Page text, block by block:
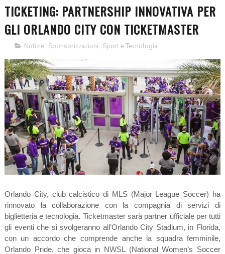
TICKETING: PARTNERSHIP INNOVATIVA PER
GLI ORLANDO CITY CON TICKETMASTER
Notizie, Sponsorizzazioni, Sport e Tecnologia
Orlando City, club calcistico di MLS (Major League Soccer) ha
rinnovato la collaborazione con la compagnia di servizi di
biglietteria e tecnologia. Ticketmaster sarà partner ufficiale per tutti
gli eventi che si svolgeranno all’Orlando City Stadium, in Florida,
con un accordo che comprende anche la squadra femminile,
Orlando Pride, che gioca in NWSL (National Women’s Soccer